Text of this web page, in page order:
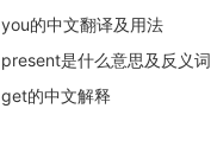
you的中文翻译及用法
present是什么意思及反义词
get的中文解释